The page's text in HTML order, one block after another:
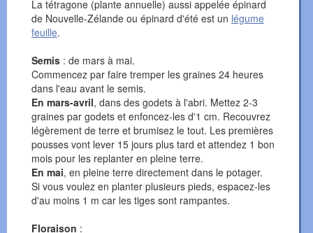
La tétragone (plante annuelle) aussi appelée épinard
de Nouvelle-Zélande ou épinard d'été est un légume
feuille.
Semis : de mars à mai.
Commencez par faire tremper les graines 24 heures
dans l'eau avant le semis.
En mars-avril, dans des godets à l'abri. Mettez 2-3
graines par godets et enfoncez-les d'1 cm. Recouvrez
légèrement de terre et brumisez le tout. Les premières
pousses vont lever 15 jours plus tard et attendez 1 bon
mois pour les replanter en pleine terre.
En mai, en pleine terre directement dans le potager.
Si vous voulez en planter plusieurs pieds, espacez-les
d'au moins 1 m car les tiges sont rampantes.
Floraison :